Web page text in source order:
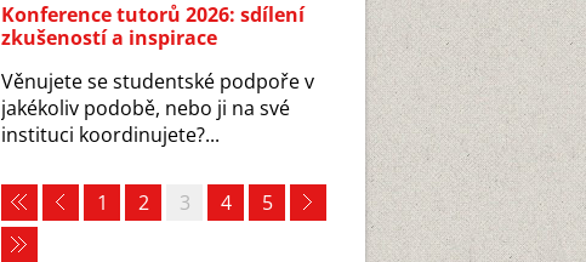
Konference tutorů 2026: sdílení
zkušeností a inspirace
Věnujete se studentské podpoře v
jakékoliv podobě, nebo ji na své
instituci koordinujete?...
1 2 3 4 5